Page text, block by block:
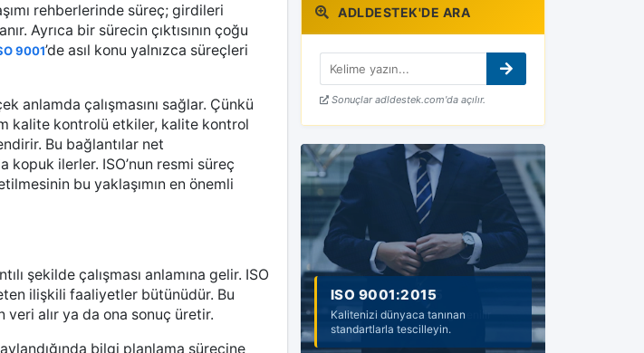
rehberlerinde süreç; girdileri
Ayrıca bir sürecin çıktısının çoğu
9001’de asıl konu yalnızca süreçleri
anlamda çalışmasını sağlar. Çünkü
kalite kontrolü etkiler, kalite kontrol
Bu bağlantılar net
kopuk ilerler. ISO’nun resmi süreç
bu yaklaşımın en önemli
şekilde çalışması anlamına gelir. ISO
ilişkili faaliyetler bütünüdür. Bu
veri alır ya da ona sonuç üretir.
bilgi planlama sürecine
ADLDESTEK'DE ARA
Sonuçlar adldestek.com'da açılır.
ISO 14001:2015
Sürdürülebilir çevre ve güvenilir
gelecek için adım atın.